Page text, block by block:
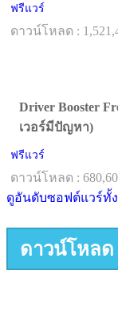
ฟรีแวร์
ดาวน์โหลด :
Driver Booster
เวอร์มีปัญหา)
ฟรีแวร์
ดาวน์โหลด :
ดูอันดับซอฟต์แวร์ทั้
ดาวน์โหล